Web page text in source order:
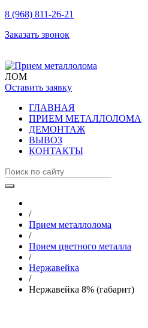
8 (968) 811-26-21
Заказать звонок
ЛОМ
Оставить заявку
ГЛАВНАЯ
ПРИЕМ МЕТАЛЛОЛОМА
ДЕМОНТАЖ
ВЫВОЗ
КОНТАКТЫ
/
Прием металлолома
/
Прием цветного металла
/
Нержавейка
/
Нержавейка 8% (габарит)